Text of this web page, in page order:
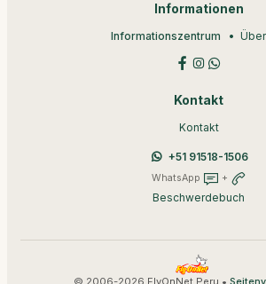
Informationen
Informationszentrum
Kontakt
Kontakt
+51 91518-1506
WhatsApp +
Beschwerdebuch
© 2006-2026 FlyOnNet Peru •